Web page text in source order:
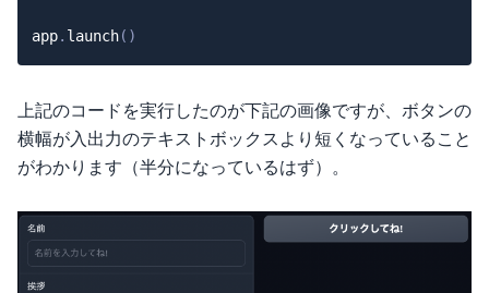
app. launch( )
上記のコードを実行したのが下記の画像ですが、ボタンの
横幅が入出力のテキストボックスより短くなっていること
がわかります（半分になっているはず）。